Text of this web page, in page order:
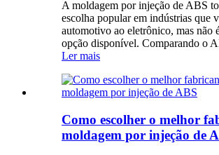
A moldagem por injeção de ABS
escolha popular em indústrias que
automotivo ao eletrônico, mas não
opção disponível. Comparando o
Ler mais
Como escolher o melhor
moldagem por injeção de